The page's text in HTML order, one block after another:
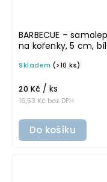
BARBECUE –
na kořenky, 5 cm,
Skladem (>10 ks)
16,53 Kč bez DPH
20 Kč / ks
Do košíku